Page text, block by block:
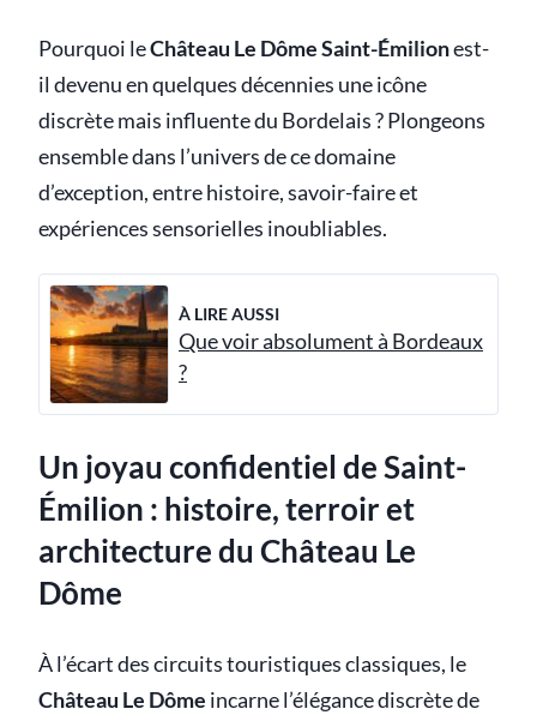
Pourquoi leChâteau Le Dôme Saint-Émilionest-
il devenu en quelques décennies une icône
discrète mais influente du Bordelais ? Plongeons
ensemble dans l’univers de ce domaine
d’exception, entre histoire, savoir-faire et
expériences sensorielles inoubliables.
À LIRE AUSSI
Que voir absolument à Bordeaux
?
Un joyau confidentiel de Saint-
Émilion : histoire, terroir et
architecture du Château Le
Dôme
À l’écart des circuits touristiques classiques, le
Château Le Dôme incarne l’élégance discrète de